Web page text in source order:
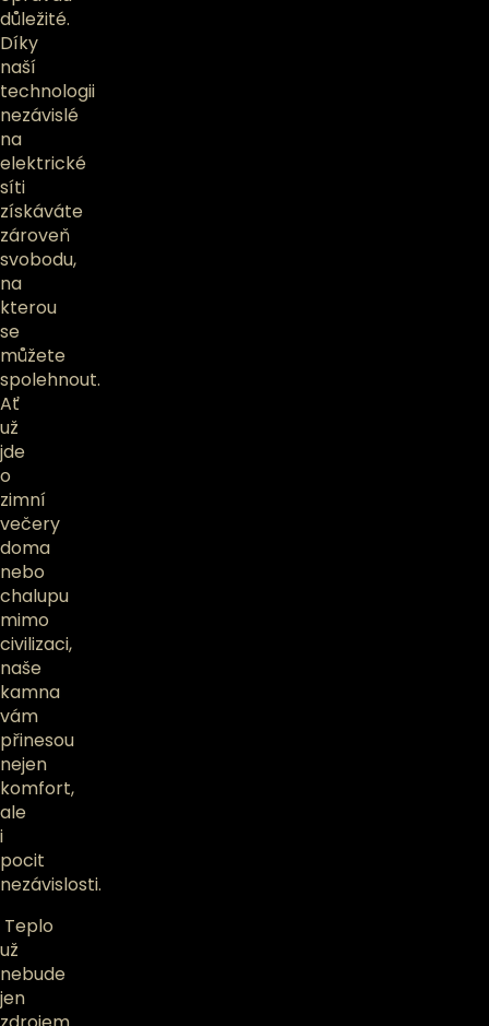
důležité.
Díky
naší
technologii
nezávislé
na
elektrické
síti
získáváte
zároveň
svobodu,
na
kterou
se
můžete
spolehnout.
Ať
už
jde
o
zimní
večery
doma
nebo
chalupu
mimo
civilizaci,
naše
kamna
vám
přinesou
nejen
komfort,
ale
i
pocit
nezávislosti.
Teplo
už
nebude
jen